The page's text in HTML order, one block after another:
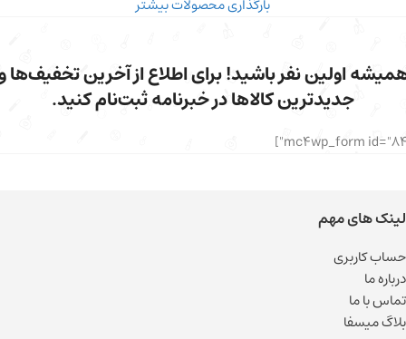
بارگذاری محصولات بیشتر
اولین نفر باشید! برای اطلاع از آخرین تخفیف‌ها
جدیدترین کالاها در خبرنامه ثبت‌نام کنید.
لینک های مهم
حساب کاربری
درباره ما
تماس با ما
بلاگ میسفا